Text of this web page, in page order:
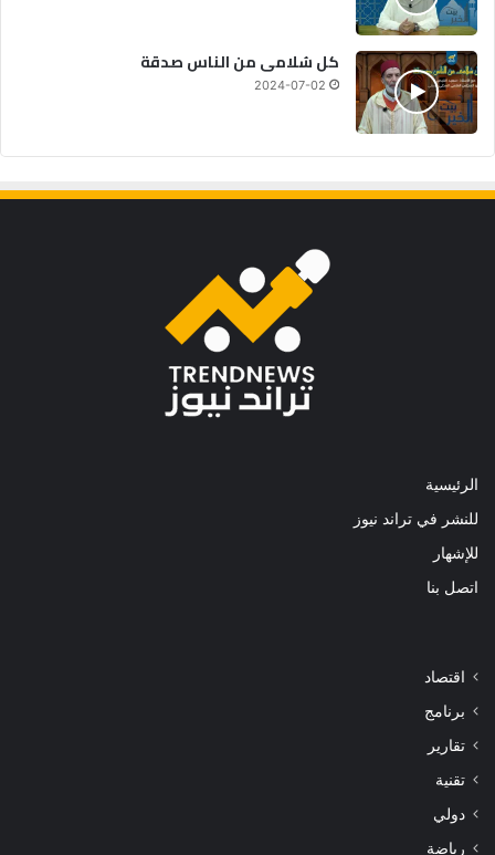
كل سُلامى من الناس صدقة
2024-07-02
الرئيسية
للنشر في تراند نيوز
للإشهار
اتصل بنا
اقتصاد
برنامج
تقارير
تقنية
دولي
رياضة